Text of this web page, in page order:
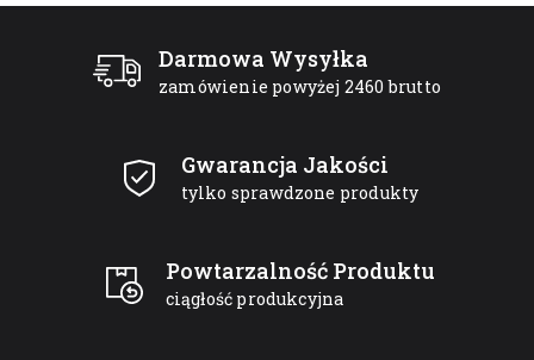
Darmowa Wysyłka
zamówienie powyżej 2460 brutto
Gwarancja Jakości
tylko sprawdzone produkty
Powtarzalność Produktu
ciągłość produkcyjna